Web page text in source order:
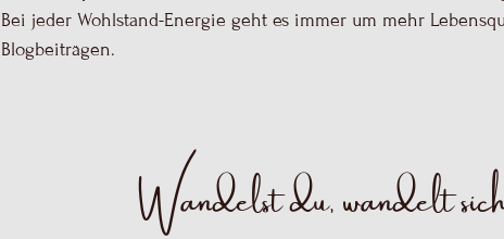
Wandelst du, wandelt